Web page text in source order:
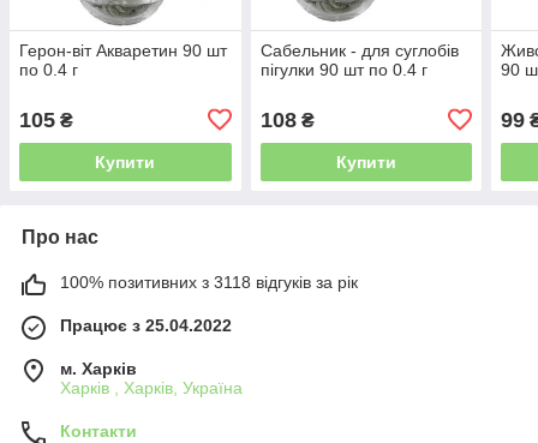
Герон-віт Акваретин 90 шт
по 0.4 г
105 ₴
Купити
Сабельник - для суглобів
пігулки 90 шт по 0.4 г
108₴
Купити
90
99
Про нас
100% позитивних з 3118 відгуків за рік
Працює з 25.04.2022
м. Харків
Харків , Харків, Україна
Контакти